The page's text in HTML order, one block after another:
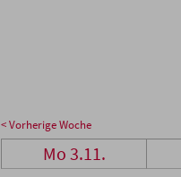
< Vorherige Woche
Mo 3.11.